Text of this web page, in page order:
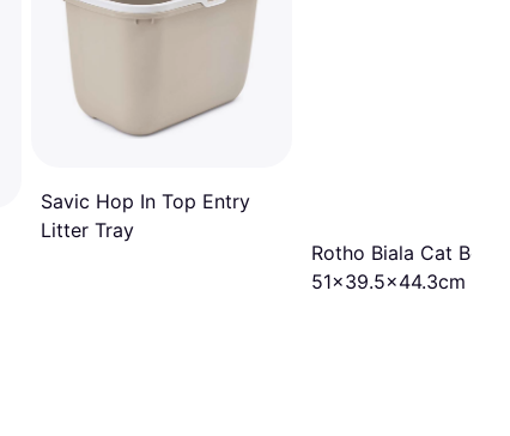
Savic Hop In Top Entry
Litter Tray
Rotho Biala Cat Box
51x39.5x44.3cm